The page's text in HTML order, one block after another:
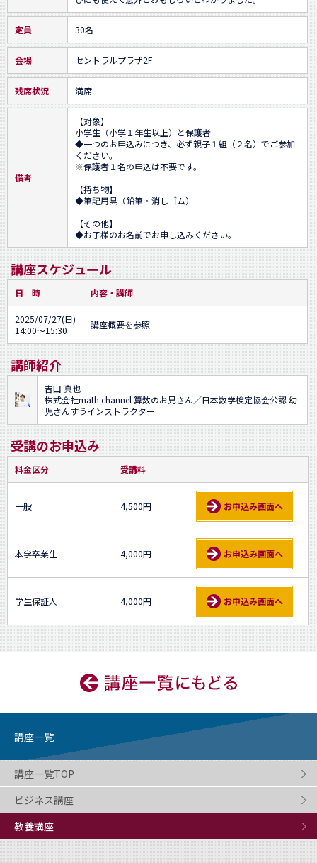
定員 30名
会場 セントラルプラザ2F
残席状況 満席
備考
【対象】
小学生（小学１年生以上）と保護者
◆一つのお申込みにつき、必ず親子１組（２名）でご参加
ください。
※保護者１名の申込は不要です。
【持ち物】
◆筆記用具（鉛筆・消しゴム）
【その他】
◆お子様のお名前でお申し込みください。
講座スケジュール
日 時 内容・講師
2025/07/27(日)
14:00～15:30
講座概要を参照
講師紹介
吉田 真也
株式会社math channel 算数のお兄さん／日本数学検定協会公認 幼
児さんすうインストラクター
受講のお申込み
料金区分 受講料
一般 4,500円 お申込み画面へ
本学卒業生 4,000円 お申込み画面へ
学生保証人 4,000円 お申込み画面へ
講座一覧
講座一覧TOP
ビジネス講座
教養講座